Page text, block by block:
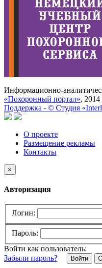
Информационно-
«Похоронный портал», 2014
Поддержка - © Cтудия
О проекте
Размещение рекламы
Контакты
×
Авторизация
Логин:
Пароль:
Войти как пользователь:
Забыли пароль?